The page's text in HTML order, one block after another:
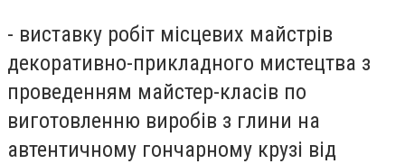
- виставку робіт місцевих майстрів
декоративно-прикладного мистецтва з
проведенням майстер-класів по
виготовленню виробів з глини на
автентичному гончарному крузі від